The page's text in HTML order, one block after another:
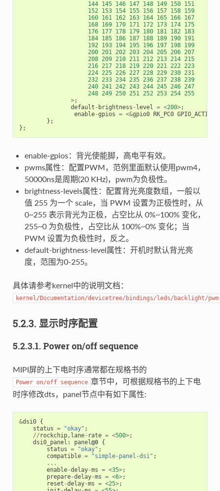
144 145 146 147 148 149 150 151
152 153 154 155 156 157 158 159
160 161 162 163 164 165 166 167
168 169 170 171 172 173 174 175
176 177 178 179 180 181 182 183
184 185 186 187 188 189 190 191
192 193 194 195 196 197 198 199
200 201 202 203 204 205 206 207
208 209 210 211 212 213 214 215
216 217 218 219 220 221 222 223
224 225 226 227 228 229 230 231
232 233 234 235 236 237 238 239
240 241 242 243 244 245 246 247
248 249 250 251 252 253 254 255
>;
default - brightness - level = <200>;
enable-gpios = <&gpio0 RK_PC0
};
};
enable-gpios：背光使能脚，高电平有效。
pwms属性：配置PWM，范例里面默认使用pwm4，
50000ns是周期(20 KHz)，pwm为负极性。
brightness-levels属性：配置背光亮度数组，一般以
值 255 为一个 scale，当 PWM 设置为正极性时，从
0~255 表示背光为正极，占空比从 0%~100% 变化，
255~0 为负极性，占空比从 100%~0% 变化；当
PWM 设置为负极性时，反之。
default-brightness-level属性：开机时默认背光亮
度，范围为0-255。
具体请参考kernel中的说明文档：
kernel/Documentation/devicetree/bindings/leds/backlight/
5.2.3. 显示时序配置
5.2.3.1. Power on/off sequence
MIPI屏的上下电时序通常都在规格书的
Power on/off sequence 章节中，可根据规格书的上下电
时序修改dts，panel节点中有如下属性:
&dsi0 {
status = "okay" ;
// rockchip, lane- rate = <500>;
dsi0_panel : panel@0 {
status = "okay" ;
compatible = "simple-panel-dsi" ;
...
enable-delay-ms = <35>;
prepare-delay-ms = <6>;
reset -delay-ms = <25>;